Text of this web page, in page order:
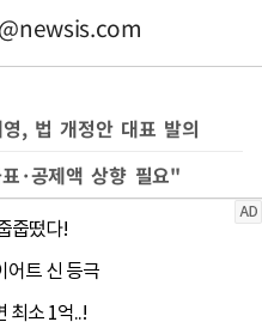
, 법 개정안 대표 발의
·공제액 상향 필요"